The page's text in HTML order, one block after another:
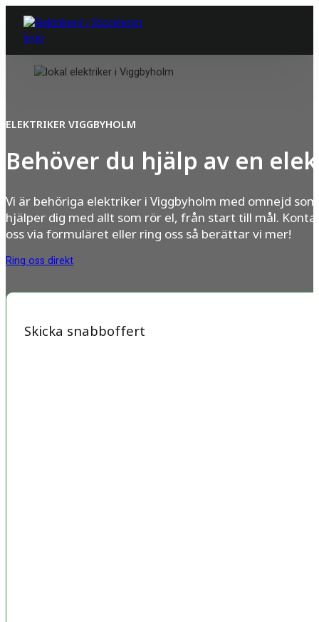
ELEKTRIKER VIGGBYHOLM
Behöver du hjälp av en
Vi är behöriga elektriker i Viggbyholm med omnejd som
hjälper dig med allt som rör el, från start till mål.
oss via formuläret eller ring oss så berättar vi mer!
Ring oss direkt
Skicka snabboffert